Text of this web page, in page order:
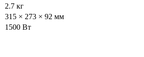
2.7 кг
315 × 273 × 92 мм
1500 Вт